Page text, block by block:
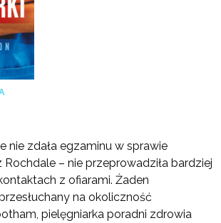
nie zdała egzaminu w sprawie
– nie przeprowadziła bardziej
z ofiarami. Żaden
na okoliczność
pielęgniarka poradni zdrowia